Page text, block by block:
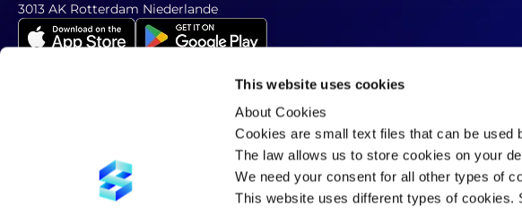
This website uses cookies
About Cookies
Cookies are small text files that can be
The law allows us to store cookies on your
We need your consent for all other types of
This website uses different types of
3013 AK Rotterdam Niederlande
Abonnieren Sie unseren Newsletter
Geben Sie unten Ihre E-Mail-Adresse ein